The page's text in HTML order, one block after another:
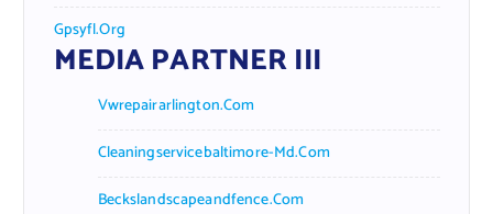
Gpsyfl.org
MEDIA PARTNER III
Vwrepairarlington.com
Cleaningservicebaltimore-Md.com
Beckslandscapeandfence.com